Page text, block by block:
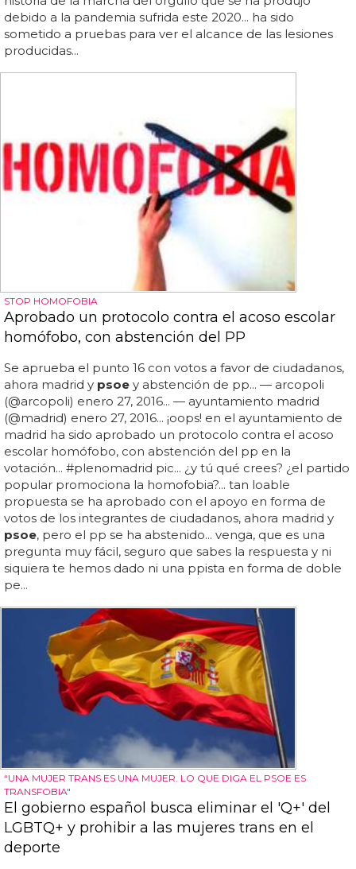
debido a la pandemia sufrida este 2020... ha sido
sometido a pruebas para ver el alcance de las lesiones
producidas...
STOP HOMOFOBIA
Aprobado un protocolo contra el acoso escolar
homófobo, con abstención del PP
Se aprueba el punto 16 con votos a favor de ciudadanos,
ahora madrid y psoe y abstención de pp... — arcopoli
(@arcopoli) enero 27, 2016... — ayuntamiento madrid
(@madrid) enero 27, 2016... ¡oops! en el ayuntamiento de
madrid ha sido aprobado un protocolo contra el acoso
escolar homófobo, con abstención del pp en la
votación... #plenomadrid pic... ¿y tú qué crees? ¿el partido
popular promociona la homofobia?... tan loable
propuesta se ha aprobado con el apoyo en forma de
votos de los integrantes de ciudadanos, ahora madrid y
psoe, pero el pp se ha abstenido... venga, que es una
pregunta muy fácil, seguro que sabes la respuesta y ni
siquiera te hemos dado ni una ppista en forma de doble
pe...
“UNA MUJER TRANS ES UNA MUJER. LO QUE DIGA EL PSOE ES
TRANSFOBIA"
El gobierno español busca eliminar el 'Q+' del
LGBTQ+ y prohibir a las mujeres trans en el
deporte